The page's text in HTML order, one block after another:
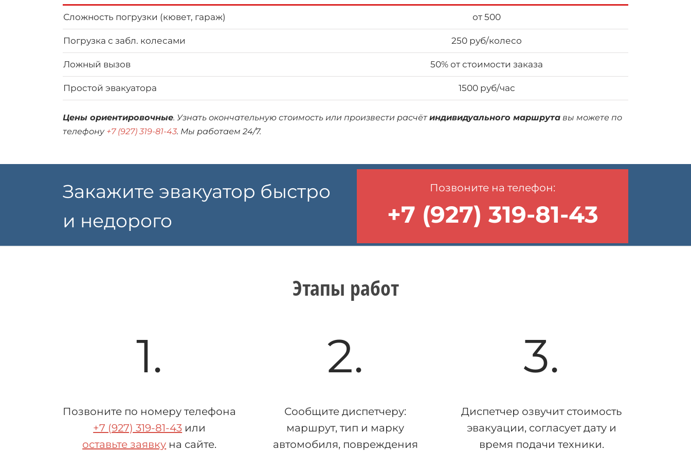
Сложность погрузки (кювет, гараж) от 500
Погрузка с забл. колесами 250 руб/колесо
Ложный вызов 50% от стоимости заказа
Простой эвакуатора 1500 руб/час
Цены ориентировочные. Узнать окончательную стоимость или произвести расчётиндивидуального маршрутавы можете по
телефону +7 (927) 319-81-43. Мы работаем 24/7.
Закажите эвакуатор быстро
и недорого
Позвоните на телефон:
+7 (927) 319-81-43
Этапы работ
1.
Позвоните по номеру телефона
+7 (927) 319-81-43 или
оставьте заявку на сайте.
2.
Сообщите диспетчеру:
маршрут, тип и марку
автомобиля, повреждения
3.
Диспетчер озвучит стоимость
эвакуации, согласует дату и
время подачи техники.